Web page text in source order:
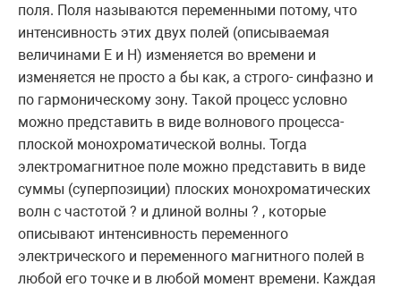
поля. Поля называются переменными потому, что
интенсивность этих двух полей (описываемая
величинами E и H) изменяется во времени и
изменяется не просто а бы как, а строго- синфазно и
по гармоническому зону. Такой процесс условно
можно представить в виде волнового процесса-
плоской монохроматической волны. Тогда
электромагнитное поле можно представить в виде
суммы (суперпозиции) плоских монохроматических
волн с частотой ? и длиной волны ? , которые
описывают интенсивность переменного
электрического и переменного магнитного полей в
любой его точке и в любой момент времени. Каждая